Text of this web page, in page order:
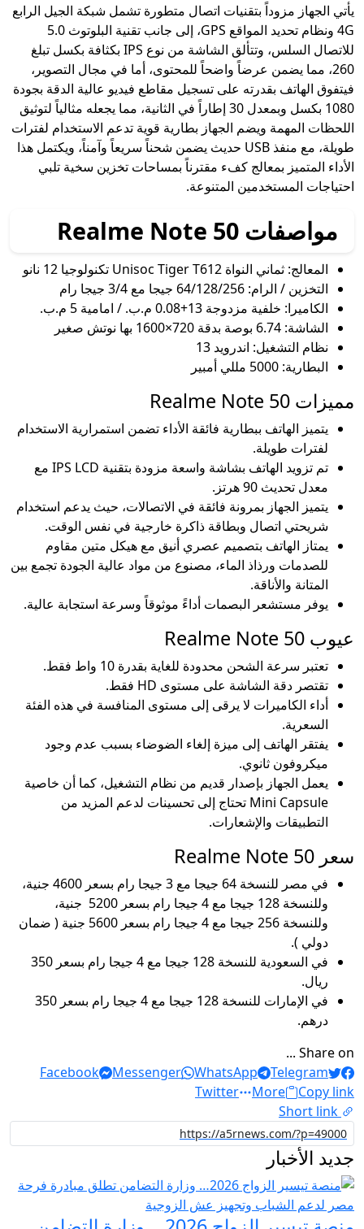
يأتي الجهاز مزوداً بتقنيات اتصال متطورة تشمل شبكة الجيل الرابع
4G ونظام تحديد المواقع GPS، إلى جانب تقنية البلوتوث 5.0
للاتصال السلس، وتتألق الشاشة من نوع IPS بكثافة بكسل تبلغ
260، مما يضمن عرضاً واضحاً للمحتوى، أما في مجال التصوير،
فيتفوق الهاتف بقدرته على تسجيل مقاطع فيديو عالية الدقة بجودة
1080 بكسل وبمعدل 30 إطاراً في الثانية، مما يجعله مثالياً لتوثيق
اللحظات المهمة ويضم الجهاز بطارية قوية تدعم الاستخدام لفترات
طويلة، مع منفذ USB حديث يضمن شحناً سريعاً وآمناً، ويكتمل هذا
الأداء المتميز بمعالج كفء مقترناً بمساحات تخزين سخية تلبي
احتياجات المستخدمين المتنوعة.
مواصفات Realme Note 50
المعالج: ثماني النواة Unisoc Tiger T612 تكنولوجيا 12 نانو
التخزين / الرام: 64/128/256 جيجا مع 3/4 جيجا رام
الكاميرا: خلفية مزدوجة 13+0.08 م.ب. / امامية 5 م.ب.
الشاشة: 6.74 بوصة بدقة 720×1600 بها نوتش صغير
نظام التشغيل: اندرويد 13
البطارية: 5000 مللي أمبير
مميزات Realme Note 50
يتميز الهاتف ببطارية فائقة الأداء تضمن استمرارية الاستخدام
لفترات طويلة.
تم تزويد الهاتف بشاشة واسعة مزودة بتقنية IPS LCD مع
معدل تحديث 90 هرتز.
يتميز الجهاز بمرونة فائقة في الاتصالات، حيث يدعم استخدام
شريحتي اتصال وبطاقة ذاكرة خارجية في نفس الوقت.
يمتاز الهاتف بتصميم عصري أنيق مع هيكل متين مقاوم
للصدمات ورذاذ الماء، مصنوع من مواد عالية الجودة تجمع بين
المتانة والأناقة.
يوفر مستشعر البصمات أداءً موثوقاً وسرعة استجابة عالية.
عيوب Realme Note 50
تعتبر سرعة الشحن محدودة للغاية بقدرة 10 واط فقط.
تقتصر دقة الشاشة على مستوى HD فقط.
أداء الكاميرات لا يرقى إلى مستوى المنافسة في هذه الفئة
السعرية.
يفتقر الهاتف إلى ميزة إلغاء الضوضاء بسبب عدم وجود
ميكروفون ثانوي.
يعمل الجهاز بإصدار قديم من نظام التشغيل، كما أن خاصية
Mini Capsule تحتاج إلى تحسينات لدعم المزيد من
التطبيقات والإشعارات.
سعر Realme Note 50
في مصر للنسخة 64 جيجا مع 3 جيجا رام بسعر 4600 جنية،
وللنسخة 128 جيجا مع 4 جيجا رام بسعر 5200 جنية،
وللنسخة 256 جيجا مع 4 جيجا رام بسعر 5600 جنية ( ضمان
دولي ).
في السعودية للنسخة 128 جيجا مع 4 جيجا رام بسعر 350
ريال.
في الإمارات للنسخة 128 جيجا مع 4 جيجا رام بسعر 350
درهم.
Share on ...
Facebook
Messenger WhatsApp
Telegram
Twitter
More
Copy link
Short link
جديد الأخبار